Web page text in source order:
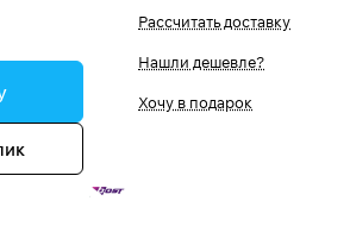
Рассчитать доставку
Нашли дешевле?
Хочу в подарок